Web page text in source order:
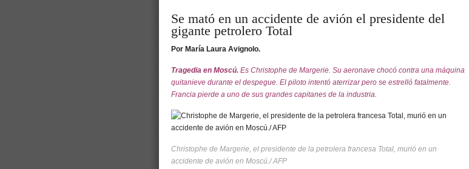
Se mató en un accidente de avión el presidente del
gigante petrolero Total
Por María Laura Avignolo.
Tragedia en Moscú. Es Christophe de Margerie. Su aeronave chocó contra una máquina
quitanieve durante el despegue. El piloto intentó aterrizar pero se estrelló fatalmente.
Francia pierde a uno de sus grandes capitanes de la industria.
Christophe de Margerie, el presidente de la petrolera francesa Total, murió en un
accidente de avión en Moscú./ AFP